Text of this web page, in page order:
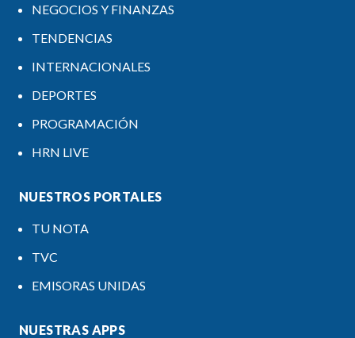
NEGOCIOS Y FINANZAS
TENDENCIAS
INTERNACIONALES
DEPORTES
PROGRAMACIÓN
HRN LIVE
NUESTROS PORTALES
TU NOTA
TVC
EMISORAS UNIDAS
NUESTRAS APPS